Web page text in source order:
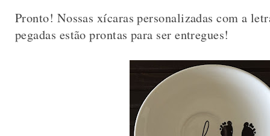
Pronto! Nossas xícaras personalizadas com a
pegadas estão prontas para ser entregues!